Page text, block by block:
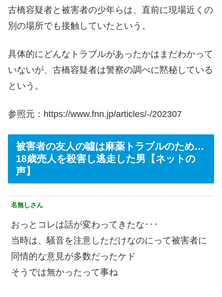
古橋容疑者と被害者の少年らは、直前に現場近くの
別の場所でも接触していたという。
具体的にどんなトラブルがあったかはまだわかって
いないが、古橋容疑者は警察の調べに黙秘している
という。
参照元：https://www.fnn.jp/articles/-/202307
被害者の友人の噓は麻薬トラブルのため…
18歳売人を殺害し逃走した男【ネットの
声】
名無しさん
おっとコレは話が変わってきたな･･･
当時は、騒音を注意しただけなのにって被害者に
同情的な意見が多数だったケド
そうでは無かったって事ね